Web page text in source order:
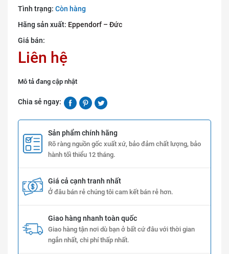
Tình trạng: Còn hàng
Hãng sản xuất: Eppendorf – Đức
Giá bán:
Liên hệ
Mô tả đang cập nhật
Chia sẻ ngay:
Sản phẩm chính hãng
Rõ ràng nguồn gốc xuất xứ, bảo đảm chất lượng, bảo
hành tối thiểu 12 tháng.
Giá cả cạnh tranh nhất
Ở đâu bán rẻ chúng tôi cam kết bán rẻ hơn.
Giao hàng nhanh toàn quốc
Giao hàng tận nơi dù bạn ở bất cứ đâu với thời gian
ngắn nhất, chi phí thấp nhất.